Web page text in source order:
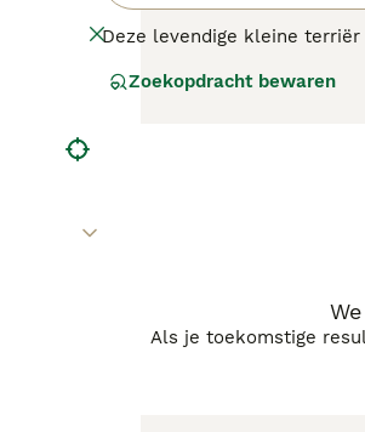
Deze levendige kleine
genieten van spelletjes.
Zoekopdracht bewaren
Als je toekomstige